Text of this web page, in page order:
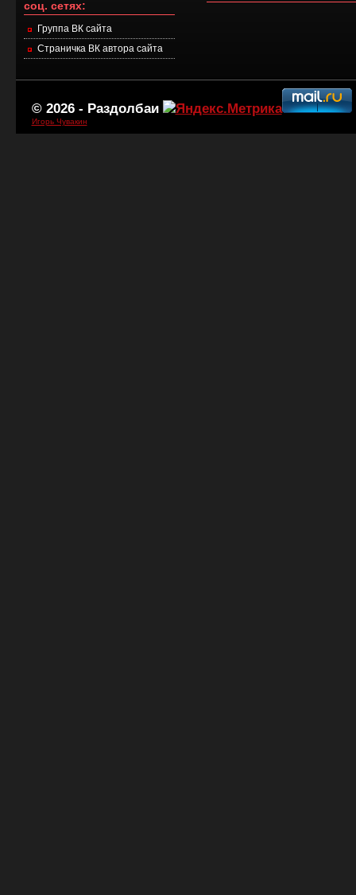
соц. сетях:
Группа ВК сайта
Страничка ВК автора сайта
© 2026 - Раздолбаи
Игорь Чувакин